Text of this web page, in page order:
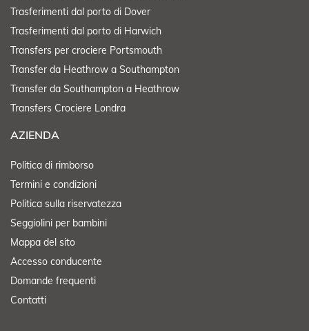
Trasferimenti dal porto di Dover
Trasferimenti dal porto di Harwich
Transfers per crociere Portsmouth
Transfer da Heathrow a Southampton
Transfer da Southampton a Heathrow
Transfers Crociere Londra
AZIENDA
Politica di rimborso
Termini e condizioni
Politica sulla riservatezza
Seggiolini per bambini
Mappa del sito
Accesso conducente
Domande frequenti
Contatti